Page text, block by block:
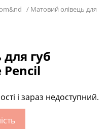
/ Матовий олівець для
губ
і зараз недоступний.